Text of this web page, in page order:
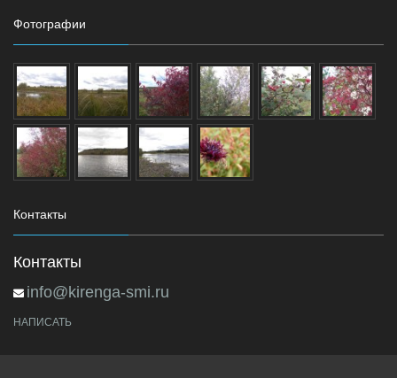
Фотографии
Контакты
Контакты
info@kirenga-smi.ru
НАПИСАТЬ